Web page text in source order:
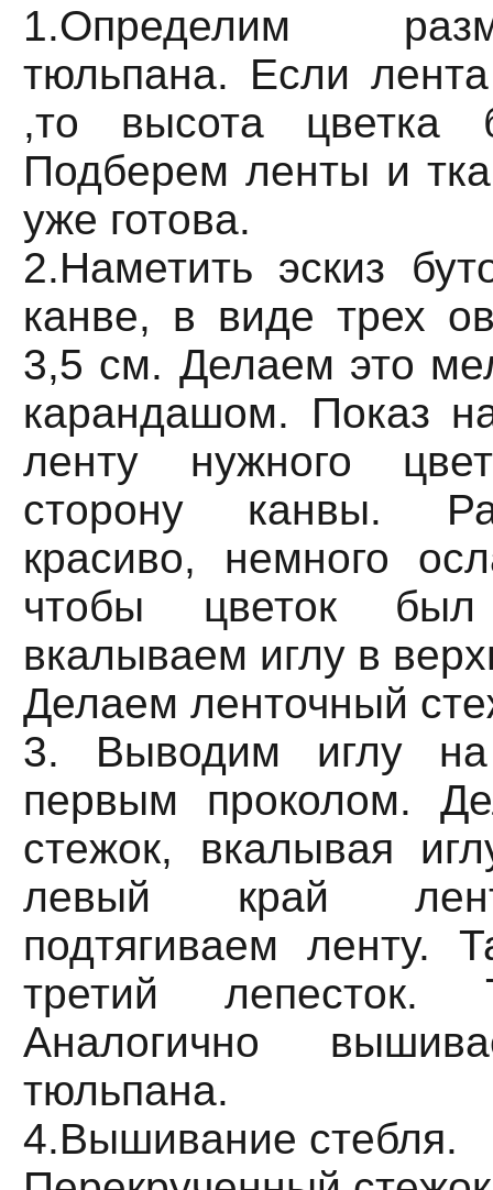
1.Определим
тюльпана. Если
,то высота цветка
Подберем ленты и
уже готова.
2.Наметить эскиз
канве, в виде трех
3,5 см. Делаем это
карандашом. Показ
ленту нужного
сторону канвы.
красиво, немного
чтобы цветок
вкалываем иглу в
Делаем ленточный
3. Выводим иглу
первым проколом.
стежок, вкалывая
левый край
подтягиваем ленту.
третий лепесток.
Аналогично
тюльпана.
4.Вышивание стебля.